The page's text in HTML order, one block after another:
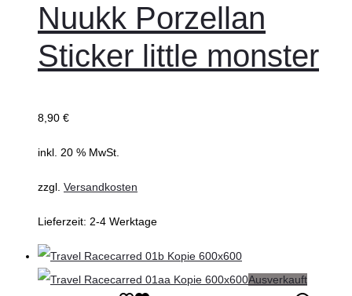
Nuukk Porzellan
Sticker little monster
8,90 €
inkl. 20 % MwSt.
zzgl. Versandkosten
Lieferzeit: 2-4 Werktage
Ausverkauft